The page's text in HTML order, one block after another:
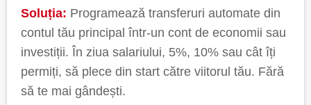
Soluția: Programează transferuri automate din
contul tău principal într-un cont de economii sau
investiții. În ziua salariului, 5%, 10% sau cât îți
permiți, să plece din start către viitorul tău. Fără
să te mai gândești.